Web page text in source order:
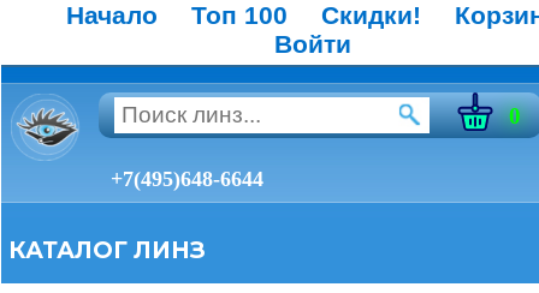
Начало Топ 100 Скидки!
Войти
0
+7(495)648-6644
КАТАЛОГ ЛИНЗ